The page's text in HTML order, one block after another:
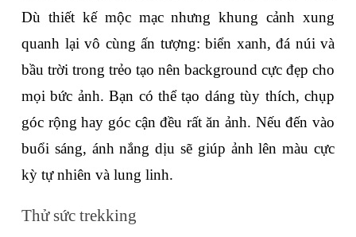
Dù thiết kế mộc mạc nhưng khung cảnh xung
quanh lại vô cùng ấn tượng: biển xanh, đá núi và
bầu trời trong trẻo tạo nên background cực đẹp cho
mọi bức ảnh. Bạn có thể tạo dáng tùy thích, chụp
góc rộng hay góc cận đều rất ăn ảnh. Nếu đến vào
buổi sáng, ánh nắng dịu sẽ giúp ảnh lên màu cực
kỳ tự nhiên và lung linh.
Thử sức trekking